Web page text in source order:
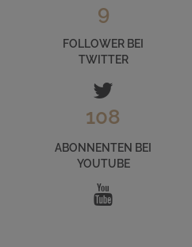
9
FOLLOWER BEI
TWITTER
108
ABONNENTEN BEI
YOUTUBE